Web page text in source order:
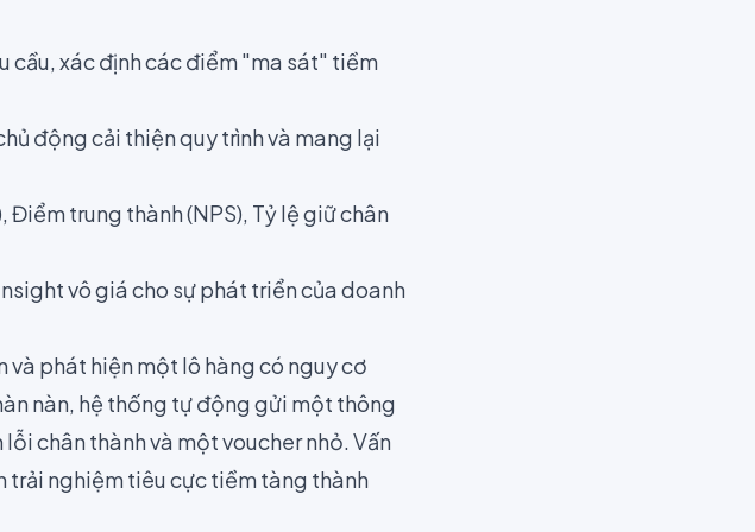
cầu, xác định các điểm "ma sát" tiềm
động cải thiện quy trình và mang lại
Điểm trung thành (NPS), Tỷ lệ giữ chân
vô giá cho sự phát triển của doanh
và phát hiện một lô hàng có nguy cơ
nàn, hệ thống tự động gửi một thông
chân thành và một voucher nhỏ. Vấn
trải nghiệm tiêu cực tiềm tàng thành